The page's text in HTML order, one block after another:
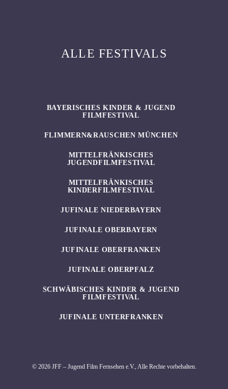
ALLE FESTIVALS
BAYERISCHES KINDER & JUGEND
FILMFESTIVAL
FLIMMERN&RAUSCHEN MÜNCHEN
MITTELFRÄNKISCHES
JUGENDFILMFESTIVAL
MITTELFRÄNKISCHES
KINDERFILMFESTIVAL
JUFINALE NIEDERBAYERN
JUFINALE OBERBAYERN
JUFINALE OBERFRANKEN
JUFINALE OBERPFALZ
SCHWÄBISCHES KINDER & JUGEND
FILMFESTIVAL
JUFINALE UNTERFRANKEN
© 2026 JFF – Jugend Film Fernsehen e.V., Alle Rechte vorbehalten.